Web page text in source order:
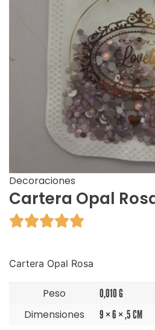
Decoraciones
Cartera Opal

Cartera Opal Rosa
Peso 0,010 G
Dimensiones 9 × 6 × ,5 CM